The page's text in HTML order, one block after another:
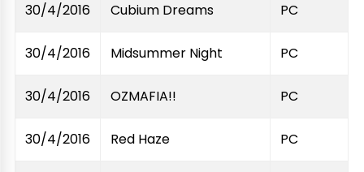
30/4/2016 Cubium Dreams PC
30/4/2016 Midsummer Night PC
30/4/2016 OZMAFIA!! PC
30/4/2016 Red Haze PC